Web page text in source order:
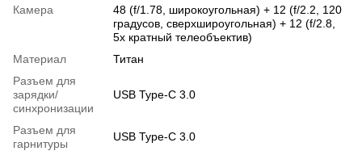
Камера
48 (f/1.78, широкоугольная) + 12 (f/2.2, 120
градусов, сверхшироугольная) + 12 (f/2.8,
5х кратный телеобъектив)
Материал
Титан
Разъем для
зарядки/
синхронизации
USB Type-C 3.0
Разъем для
гарнитуры
USB Type-C 3.0